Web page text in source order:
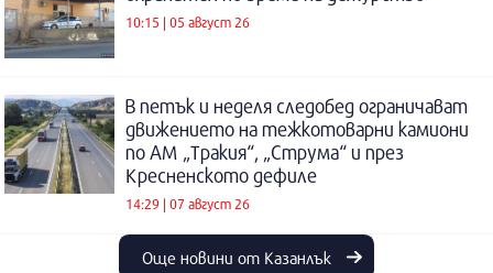
10:15 | 05 август 26
В петък и неделя следобед ограничават
движението на тежкотоварни камиони
по АМ „Тракия“, „Струма“ и през
Кресненското дефиле
14:29 | 07 август 26
Още новини от Казанлък